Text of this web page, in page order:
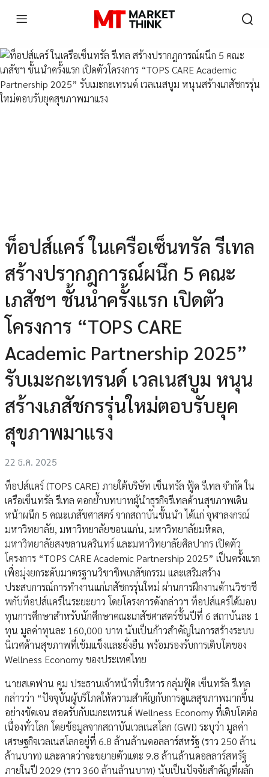
ท็อปส์แคร์ ในเครือเซ็นทรัล รีเทล
สร้างปรากฎการณ์ผนึก 5 คณะ
เภสัชฯ ชั้นนำครั้งแรก เปิดตัว
โครงการ “TOPS CARE
Academic Partnership 2025”
รับเมะกะเทรนด์ เวลเนสบูม หนุน
สร้างเภสัชกรรุ่นใหม่ตอบรับยุค
สุขภาพมาแรง
22 ธ.ค. 2025
ท็อปส์แคร์ (TOPS CARE) ภายใต้บริษัท เซ็นทรัล ฟู้ด รีเทล จำกัด ใน
เครือเซ็นทรัล รีเทล ตอกย้ำบทบาทผู้นำธุรกิจรีเทลด้านสุขภาพเดิน
หน้าผนึก 5 คณะเภสัชศาสตร์ จากสถาบันชั้นนำ ได้แก่ จุฬาลงกรณ์
มหาวิทยาลัย, มหาวิทยาลัยขอนแก่น, มหาวิทยาลัยมหิดล,
มหาวิทยาลัยสงขลานครินทร์ และมหาวิทยาลัยศิลปากร เปิดตัว
โครงการ “TOPS CARE Academic Partnership 2025” เป็นครั้งแรก
เพื่อมุ่งยกระดับมาตรฐานวิชาชีพเภสัชกรรม และเสริมสร้าง
ประสบการณ์การทำงานแก่เภสัชกรรุ่นใหม่ ผ่านการฝึกงานด้านวิชาชี
พกับท็อปส์แคร์ในระยะยาว โดยโครงการดังกล่าวฯ ท็อปส์แคร์ได้มอบ
ทุนการศึกษาสำหรับนักศึกษาคณะเภสัชศาสตร์ชั้นปีที่ 6 สถาบันละ 1
ทุน มูลค่าทุนละ 160,000 บาท นับเป็นก้าวสำคัญในการสร้างระบบ
นิเวศด้านสุขภาพที่เข้มแข็งและยั่งยืน พร้อมรองรับการเติบโตของ
Wellness Economy ของประเทศไทย
นายสเตฟาน คูม ประธานเจ้าหน้าที่บริหาร กลุ่มฟู้ด เซ็นทรัล รีเทล
กล่าวว่า “ปัจจุบันผู้บริโภคให้ความสำคัญกับการดูแลสุขภาพมากขึ้น
อย่างชัดเจน สอดรับกับเมกะเทรนด์ Wellness Economy ที่เติบโตต่อ
เนื่องทั่วโลก โดยข้อมูลจากสถาบันเวลเนสโลก (GWI) ระบุว่า มูลค่า
เศรษฐกิจเวลเนสโลกอยู่ที่ 6.8 ล้านล้านดอลลาร์สหรัฐ (ราว 250 ล้าน
ล้านบาท) และคาดว่าจะขยายตัวแตะ 9.8 ล้านล้านดอลลาร์สหรัฐ
ภายในปี 2029 (ราว 360 ล้านล้านบาท) นับเป็นปัจจัยสำคัญที่ผลัก